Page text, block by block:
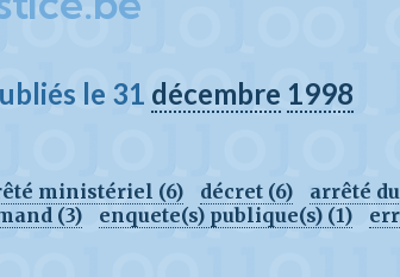
le 31 décembre 1998
ministériel (6) décret (6)
arrêté
(3)
enquete(s) publique(s) (1)